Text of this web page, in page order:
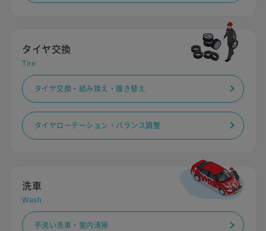
タイヤ交換
Tire
タイヤ交換・組み換え・履き替え
タイヤローテーション・バランス調整
洗車
Wash
手洗い洗車・室内清掃